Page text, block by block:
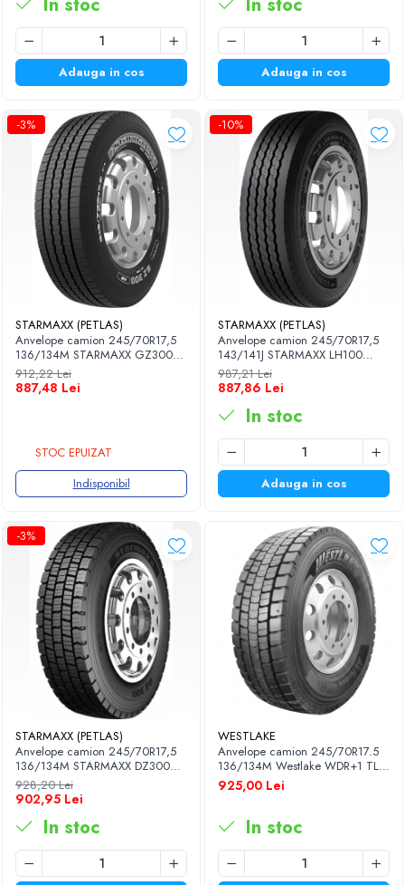
Adauga in cos Adauga in cos
-3%
STARMAXX (PETLAS)
Anvelope camion 245/70R17,5
136/134M STARMAXX GZ300
18PR TL M+S 3PMSF
912,22 Lei
887,48 Lei
STOC EPUIZAT
Indisponibil
-10%
STARMAXX (PETLAS)
Anvelope camion 245/70R17,5
143/141J STARMAXX LH100
16PR TL M+S 3PMSF
987,21 Lei
887,86 Lei
In stoc
Adauga in cos
-3%
STARMAXX (PETLAS)
Anvelope camion 245/70R17,5
136/134M STARMAXX DZ300
18PR TL M+S 3PMSF
928,20 Lei
902,95 Lei
In stoc
WESTLAKE
Anvelope camion 245/70R17.5
136/134M Westlake WDR+1 TL
M+S 3PMSF
925,00 Lei
In stoc